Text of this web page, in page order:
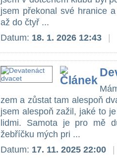
jsem překonal své hranice
až do čtyř ...
Datum: 18. 1. 2026 12:43
zem a zůstat tam alespoň
jsem alespoň zažil, jaké to
lidmi. Samota je pro mě
žebříčku mých pri ...
Datum: 17. 11. 2025 22:00